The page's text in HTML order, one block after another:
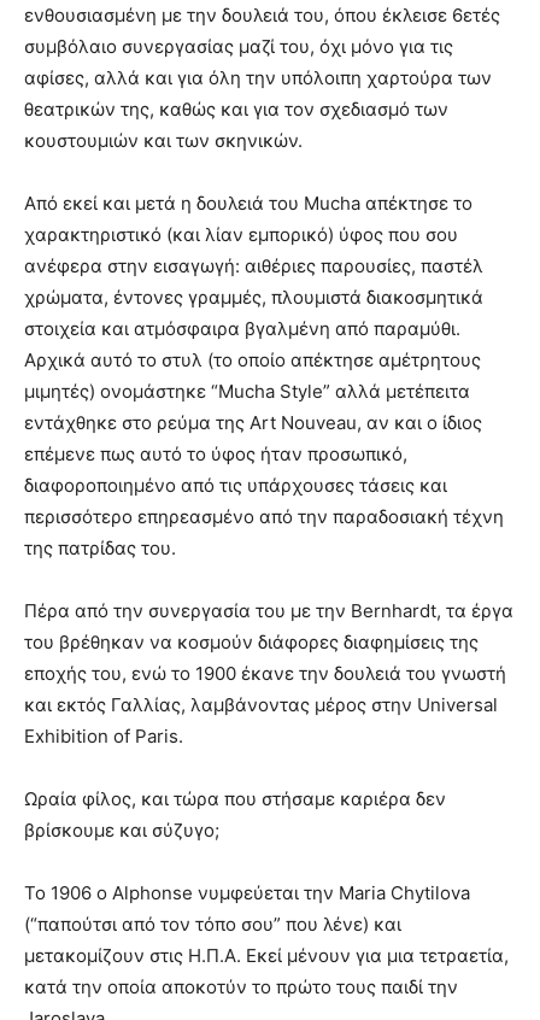
ενθουσιασμένη με την δουλειά του, όπου έκλεισε 6ετές
συμβόλαιο συνεργασίας μαζί του, όχι μόνο για τις
αφίσες, αλλά και για όλη την υπόλοιπη χαρτούρα των
θεατρικών της, καθώς και για τον σχεδιασμό των
κουστουμιών και των σκηνικών.
Από εκεί και μετά η δουλειά του Mucha απέκτησε το
χαρακτηριστικό (και λίαν εμπορικό) ύφος που σου
ανέφερα στην εισαγωγή: αιθέριες παρουσίες, παστέλ
χρώματα, έντονες γραμμές, πλουμιστά διακοσμητικά
στοιχεία και ατμόσφαιρα βγαλμένη από παραμύθι.
Αρχικά αυτό το στυλ (το οποίο απέκτησε αμέτρητους
μιμητές) ονομάστηκε “Mucha Style” αλλά μετέπειτα
εντάχθηκε στο ρεύμα της Art Nouveau, αν και ο ίδιος
επέμενε πως αυτό το ύφος ήταν προσωπικό,
διαφοροποιημένο από τις υπάρχουσες τάσεις και
περισσότερο επηρεασμένο από την παραδοσιακή τέχνη
της πατρίδας του.
Πέρα από την συνεργασία του με την Bernhardt, τα έργα
του βρέθηκαν να κοσμούν διάφορες διαφημίσεις της
εποχής του, ενώ το 1900 έκανε την δουλειά του γνωστή
και εκτός Γαλλίας, λαμβάνοντας μέρος στην Universal
Exhibition of Paris.
Ωραία φίλος, και τώρα που στήσαμε καριέρα δεν
βρίσκουμε και σύζυγο;
Το 1906 o Alphonse νυμφεύεται την Maria Chytilova
(“παπούτσι από τον τόπο σου” που λένε) και
μετακομίζουν στις Η.Π.Α. Εκεί μένουν για μια τετραετία,
κατά την οποία αποκοτύν το πρώτο τους παιδί την